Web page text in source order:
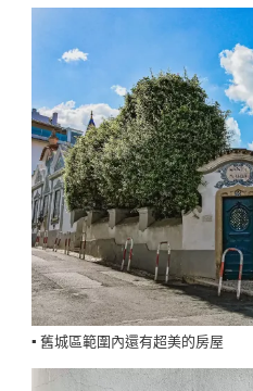
▪️ 舊城區範圍內還有超美的房屋